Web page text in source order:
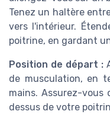
Tenez un haltère
vers l'intérieur.
poitrine, en gardant
Position de départ :
de musculation, en
mains. Assurez-
dessus de votre